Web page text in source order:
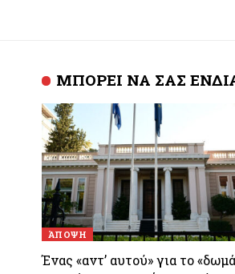
ΜΠΟΡΕΙ ΝΑ ΣΑΣ
ΆΠΟΨΗ
Ένας «αντ’ αυτού» για το